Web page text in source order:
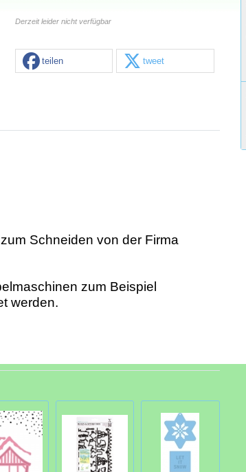
Derzeit leider nicht verfügbar
teilen tweet
Schneiden von der Firma
zum Beispiel
werden.